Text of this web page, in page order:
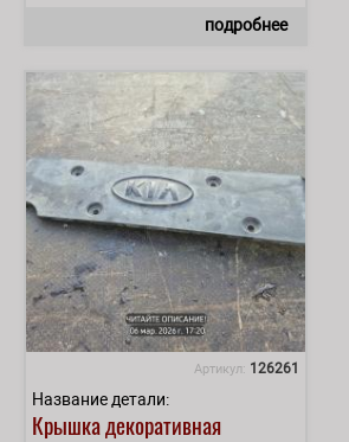
подробнее
Артикул: 126261
Название детали:
Крышка декоративная